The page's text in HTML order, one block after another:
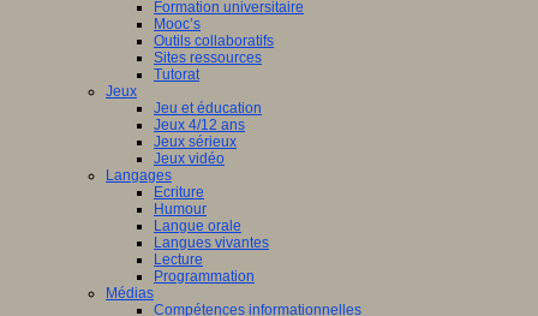
Formation universitaire
Mooc’s
Outils collaboratifs
Sites ressources
Tutorat
Jeux
Jeu et éducation
Jeux 4/12 ans
Jeux sérieux
Jeux vidéo
Langages
Ecriture
Humour
Langue orale
Langues vivantes
Lecture
Programmation
Médias
Compétences informationnelles